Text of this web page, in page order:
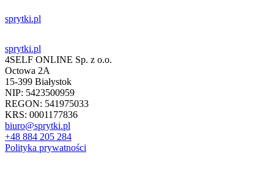
sprytki.pl
sprytki.pl
4SELF ONLINE Sp. z o.o.
Octowa 2A
15-399 Białystok
NIP: 5423500959
REGON: 541975033
KRS: 0001177836
biuro@sprytki.pl
+48 884 205 284
Polityka prywatności